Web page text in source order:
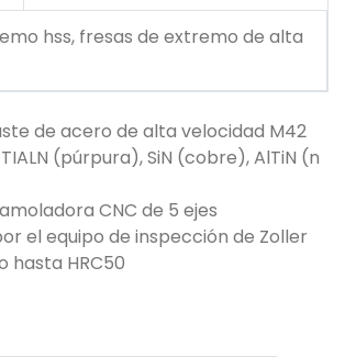
hss, fresas de extremo de alta
de acero de alta velocidad M42
(púrpura), SiN (cobre), AlTiN (n
CNC de 5 ejes
el equipo de inspección de Zoller
hasta HRC50